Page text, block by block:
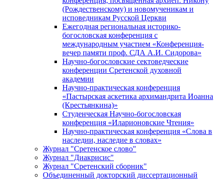
(Рождественскому) и новомученикам и
исповедникам Русской Церкви
Ежегодная региональная историко-
богословская конференция с
международным участием «Конференция-
вечер памяти проф. СДА А.И. Сидорова»
Научно-богословские сектоведческие
конференции Сретенской духовной
академии
Научно-практическая конференция
«Пастырская аскетика архимандрита Иоанна
(Крестьянкина)»
Студенческая Научно-богословская
конференция «Иларионовские Чтения»
Научно-практическая конференция «Cлова в
наследии, наследие в словах»
Журнал "Сретенское слово"
Журнал "Диакрисис"
Журнал "Сретенский сборник"
Объединенный докторский диссертационный